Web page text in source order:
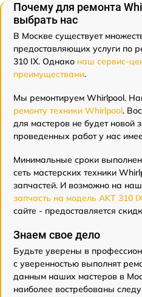
Почему для ремонта
выбрать нас
В Москве существует
предоставляющих услуги по
310 IX. Однако наш сервис-
преимуществами.
Мы ремонтируем Whirlpool.
ремонту техники Whirlpool.
для мастеров не будет новой
проведенных работ у нас
Минимальные сроки
сеть мастерских техники
запчастей. И возможно на
запчасть на модель AKT 310
сайте - предоставляется
Знаем свое дело
Будьте уверены в
с уверенностью выполнят
данным наших мастеров в
наиболее востребованы